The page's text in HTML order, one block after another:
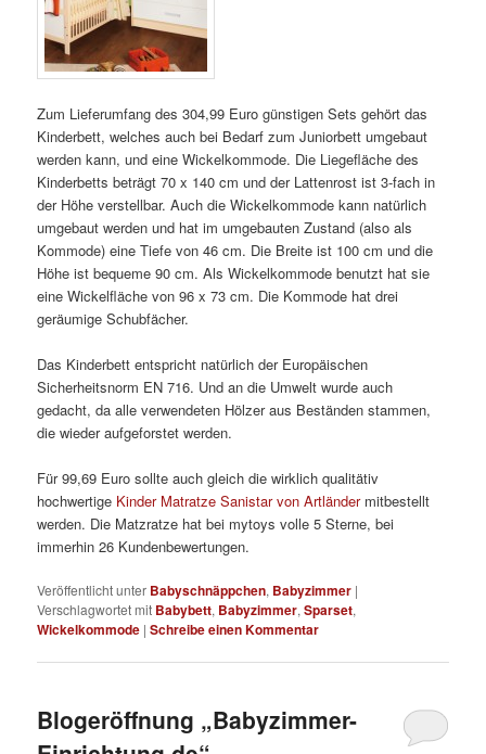
Zum Lieferumfang des 304,99 Euro günstigen Sets gehört das
Kinderbett, welches auch bei Bedarf zum Juniorbett umgebaut
werden kann, und eine Wickelkommode. Die Liegefläche des
Kinderbetts beträgt 70 x 140 cm und der Lattenrost ist 3-fach in
der Höhe verstellbar. Auch die Wickelkommode kann natürlich
umgebaut werden und hat im umgebauten Zustand (also als
Kommode) eine Tiefe von 46 cm. Die Breite ist 100 cm und die
Höhe ist bequeme 90 cm. Als Wickelkommode benutzt hat sie
eine Wickelfläche von 96 x 73 cm. Die Kommode hat drei
geräumige Schubfächer.
Das Kinderbett entspricht natürlich der Europäischen
Sicherheitsnorm EN 716. Und an die Umwelt wurde auch
gedacht, da alle verwendeten Hölzer aus Beständen stammen,
die wieder aufgeforstet werden.
Für 99,69 Euro sollte auch gleich die wirklich qualitätiv
hochwertige Kinder Matratze Sanistar von Artländermitbestellt
werden. Die Matzratze hat bei mytoys volle 5 Sterne, bei
immerhin 26 Kundenbewertungen.
Veröffentlicht unter Babyschnäppchen, Babyzimmer |
Verschlagwortet mit Babybett, Babyzimmer,Sparset,
Wickelkommode |Schreibe einen Kommentar
Blogeröffnung „Babyzimmer-